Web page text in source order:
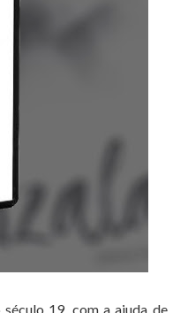
19, com a ajuda de